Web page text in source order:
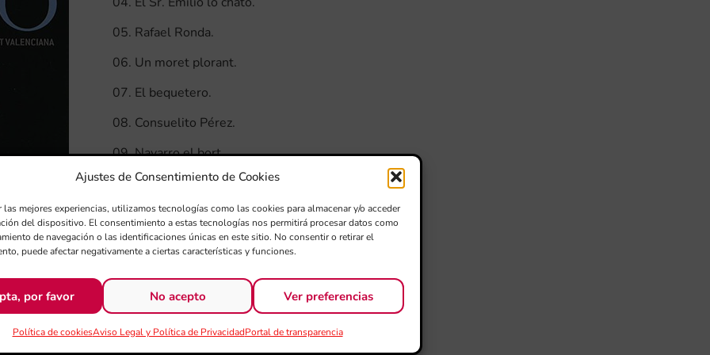
Ajustes de Consentimiento de Cookies
las mejores experiencias, utilizamos tecnologías como las cookies para almacenar y/o acceder
del dispositivo. El consentimiento a estas tecnologías nos permitirá procesar datos como
de navegación o las identificaciones únicas en este sitio. No consentir o retirar el
puede afectar negativamente a ciertas características y funciones.
por favor No acepto Ver preferencias
Política de cookiesAviso Legal y Política de PrivacidadPortal de transparencia
05. Rafael Ronda.
06. Un moret plorant.
07. El bequetero.
08. Consuelito Pérez.
09. Navarro el bort.
10. Tots menos uno.
11. No meu puc llevar del cap.
12. El berebere.
¡Escucha este CD en Spotify!